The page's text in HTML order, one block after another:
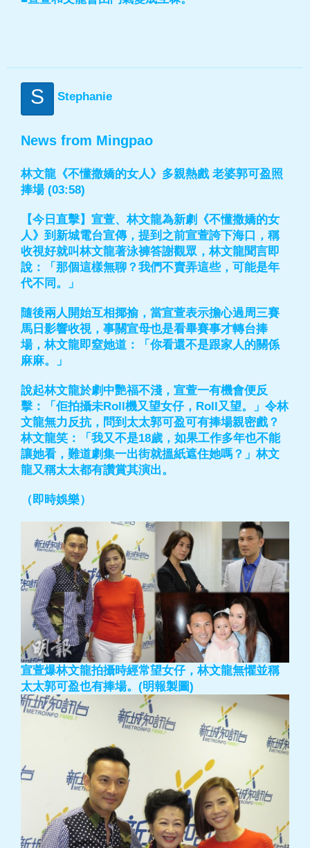
S Stephanie
News from Mingpao
林文龍《不懂撒嬌的女人》多親熱戲 老婆郭可盈照
捧場 (03:58)
【今日直擊】宣萱、林文龍為新劇《不懂撒嬌的女
人》到新城電台宣傳，提到之前宣萱誇下海口，稱
收視好就叫林文龍著泳褲答謝觀眾，林文龍聞言即
說：「那個這樣無聊？我們不賣弄這些，可能是年
代不同。」
隨後兩人開始互相揶揄，當宣萱表示擔心過周三賽
馬日影響收視，事關宣母也是看畢賽事才轉台捧
場，林文龍即窒她道：「你看還不是跟家人的關係
麻麻。」
說起林文龍於劇中艷福不淺，宣萱一有機會便反
擊：「佢拍攝未Roll機又望女仔，Roll又望。」令林
文龍無力反抗，問到太太郭可盈可有捧場親密戲？
林文龍笑：「我又不是18歲，如果工作多年也不能
讓她看，難道劇集一出街就搵紙遮住她嗎？」林文
龍又稱太太都有讚賞其演出。
（即時娛樂）
宣萱爆林文龍拍攝時經常望女仔，林文龍無懼並稱
太太郭可盈也有捧場。(明報製圖)